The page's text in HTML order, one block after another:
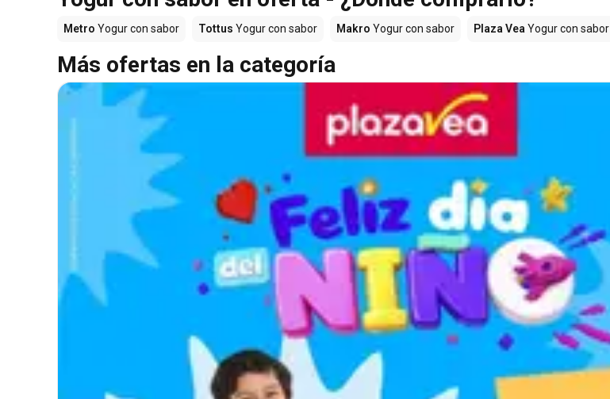
Metro Yogur con sabor Tottus Yogur con sabor Makro Yogur con sabor Plaza Vea Yogur con sabor
Más ofertas en la categoría